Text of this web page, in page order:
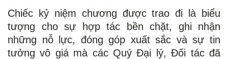
Chiếc kỷ niệm chương được trao đi là biểu
tượng cho sự hợp tác bền chặt, ghi nhận
những nỗ lực, đóng góp xuất sắc và sự tin
tưởng vô giá mà các Quý Đại lý, Đối tác đã